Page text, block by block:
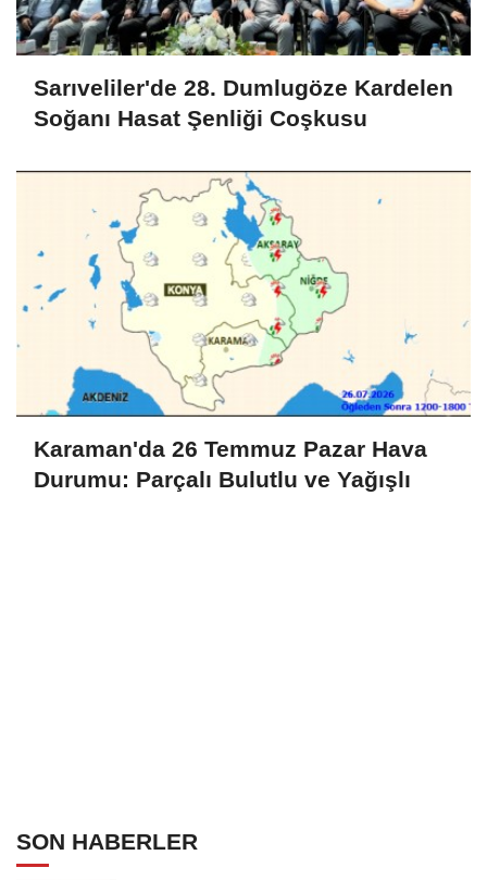
Sarıveliler'de 28. Dumlugöze Kardelen
Soğanı Hasat Şenliği Coşkusu
Karaman'da 26 Temmuz Pazar Hava
Durumu: Parçalı Bulutlu ve Yağışlı
SON HABERLER